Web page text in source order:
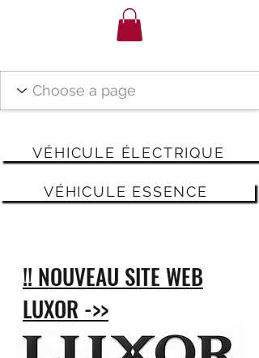
VÉHICULE ÉLECTRIQUE
VÉHICULE ESSENCE
!! NOUVEAU SITE WEB
LUXOR ->>